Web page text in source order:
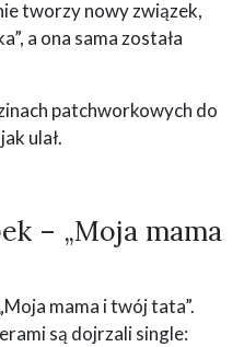
tworzy nowy związek,
a ona sama została
patchworkowych do
ulał.
– „Moja mama
mama i twój tata”.
są dojrzali single: